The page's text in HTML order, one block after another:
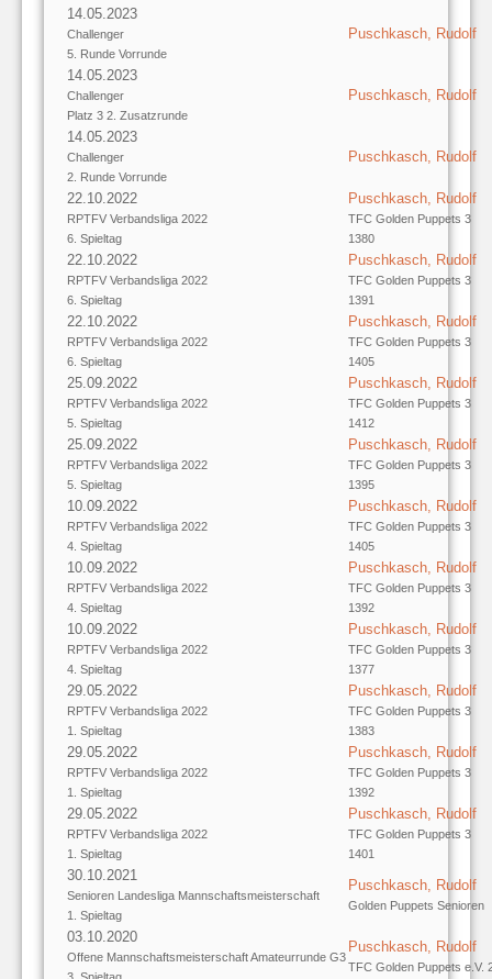
14.05.2023
Challenger
5. Runde Vorrunde
Puschkasch, Rudolf
14.05.2023
Challenger
Platz 3 2. Zusatzrunde
Puschkasch, Rudolf
14.05.2023
Challenger
2. Runde Vorrunde
Puschkasch, Rudolf
22.10.2022
RPTFV Verbandsliga 2022
6. Spieltag
Puschkasch, Rudolf
TFC Golden Puppets 3
1380
22.10.2022
RPTFV Verbandsliga 2022
6. Spieltag
Puschkasch, Rudolf
TFC Golden Puppets 3
1391
22.10.2022
RPTFV Verbandsliga 2022
6. Spieltag
Puschkasch, Rudolf
TFC Golden Puppets 3
1405
25.09.2022
RPTFV Verbandsliga 2022
5. Spieltag
Puschkasch, Rudolf
TFC Golden Puppets 3
1412
25.09.2022
RPTFV Verbandsliga 2022
5. Spieltag
Puschkasch, Rudolf
TFC Golden Puppets 3
1395
10.09.2022
RPTFV Verbandsliga 2022
4. Spieltag
Puschkasch, Rudolf
TFC Golden Puppets 3
1405
10.09.2022
RPTFV Verbandsliga 2022
4. Spieltag
Puschkasch, Rudolf
TFC Golden Puppets 3
1392
10.09.2022
RPTFV Verbandsliga 2022
4. Spieltag
Puschkasch, Rudolf
TFC Golden Puppets 3
1377
29.05.2022
RPTFV Verbandsliga 2022
1. Spieltag
Puschkasch, Rudolf
TFC Golden Puppets 3
1383
29.05.2022
RPTFV Verbandsliga 2022
1. Spieltag
Puschkasch, Rudolf
TFC Golden Puppets 3
1392
29.05.2022
RPTFV Verbandsliga 2022
1. Spieltag
Puschkasch, Rudolf
TFC Golden Puppets 3
1401
30.10.2021
Senioren Landesliga Mannschaftsmeisterschaft
1. Spieltag
Puschkasch, Rudolf
Golden Puppets Senioren
03.10.2020
Offene Mannschaftsmeisterschaft Amateurrunde G3
3. Spieltag
Puschkasch, Rudolf
TFC Golden Puppets e.V.